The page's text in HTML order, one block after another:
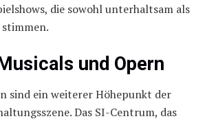
die sowohl unterhaltsam als
und Opern
sind ein weiterer Höhepunkt der
Das SI-Centrum, das